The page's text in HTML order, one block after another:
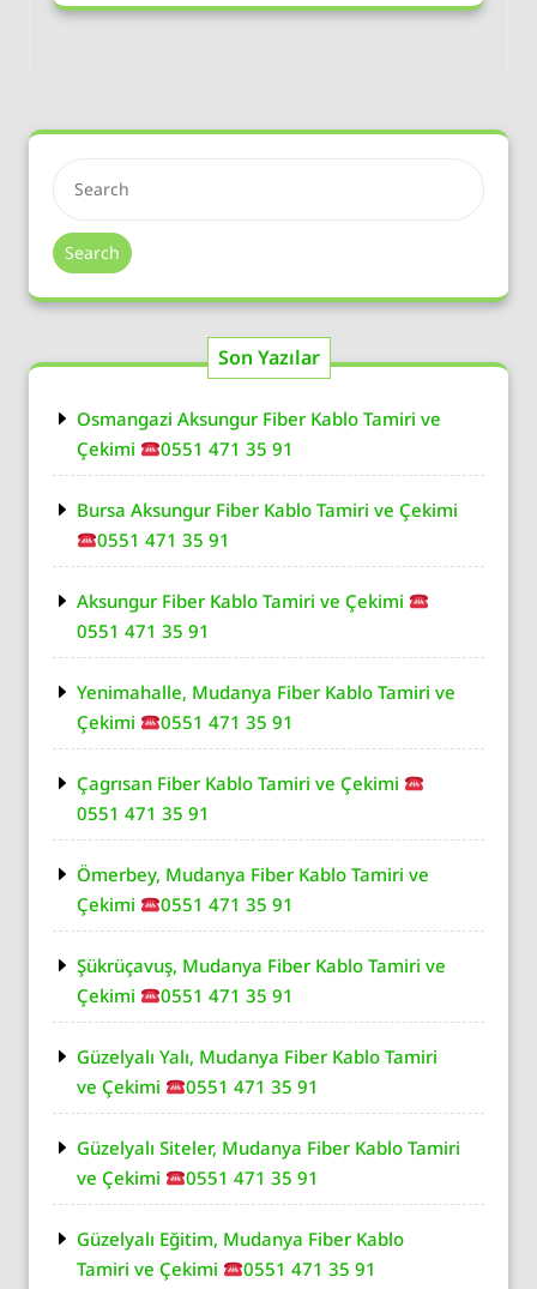
Search
Son Yazılar
Osmangazi Aksungur Fiber Kablo Tamiri ve
Çekimi
0551 471 35 91
Bursa Aksungur Fiber Kablo Tamiri ve Çekimi
0551 471 35 91
Aksungur Fiber Kablo Tamiri ve Çekimi
0551 471 35 91
Yenimahalle, Mudanya Fiber Kablo Tamiri ve
Çekimi
0551 471 35 91
Çagrısan Fiber Kablo Tamiri ve Çekimi
0551 471 35 91
Ömerbey, Mudanya Fiber Kablo Tamiri ve
Çekimi
0551 471 35 91
Şükrüçavuş, Mudanya Fiber Kablo Tamiri ve
Çekimi
0551 471 35 91
Güzelyalı Yalı, Mudanya Fiber Kablo Tamiri
ve Çekimi
0551 471 35 91
Güzelyalı Siteler, Mudanya Fiber Kablo Tamiri
ve Çekimi
0551 471 35 91
Güzelyalı Eğitim, Mudanya Fiber Kablo
Tamiri ve Çekimi
0551 471 35 91